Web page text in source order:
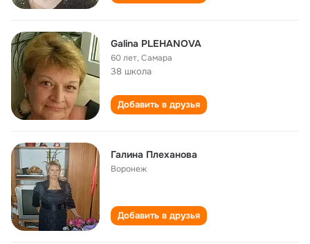
Galina PLEHANOVA
60 лет,Самара
38 школа
Добавить в друзья
Галина Плеханова
Воронеж
Добавить в друзья